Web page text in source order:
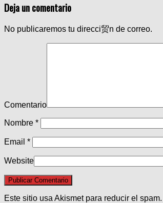
Deja un comentario
No publicaremos tu direcci贸n de correo.
Comentario
Nombre *
Email *
Website
Este sitio usa Akismet para reducir el spam.